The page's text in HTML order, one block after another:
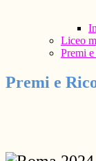
Liceo
Premi
Premi e